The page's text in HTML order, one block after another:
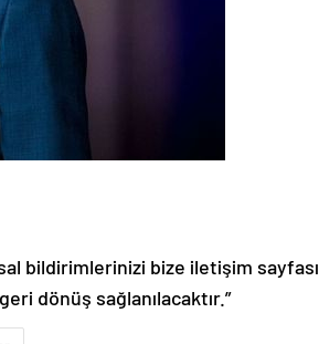
bildirimlerinizi bize iletişim sayfası
dönüş sağlanılacaktır.”